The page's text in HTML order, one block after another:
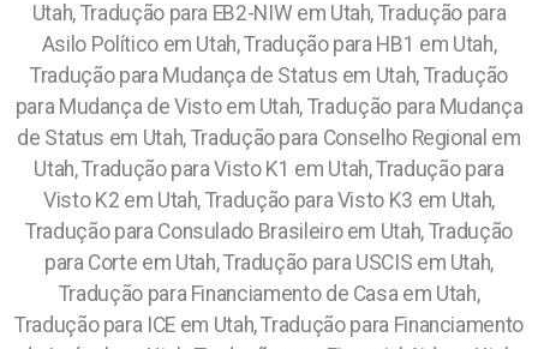
Utah, Tradução para EB2-NIW em Utah, Tradução para
Asilo Político em Utah, Tradução para HB1 em Utah,
Tradução para Mudança de Status em Utah, Tradução
para Mudança de Visto em Utah, Tradução para Mudança
de Status em Utah, Tradução para Conselho Regional em
Utah, Tradução para Visto K1 em Utah, Tradução para
Visto K2 em Utah, Tradução para Visto K3 em Utah,
Tradução para Consulado Brasileiro em Utah, Tradução
para Corte em Utah, Tradução para USCIS em Utah,
Tradução para Financiamento de Casa em Utah,
Tradução para ICE em Utah, Tradução para Financiamento